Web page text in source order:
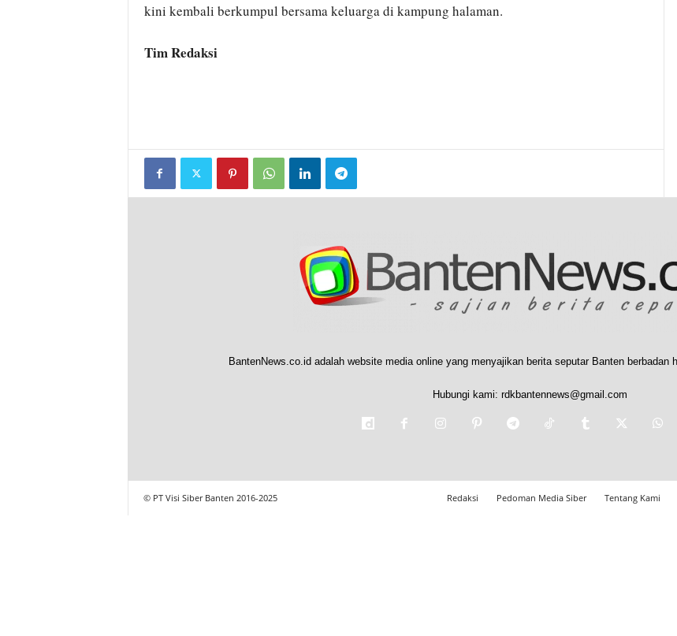
kini kembali berkumpul bersama keluarga di kampung halaman.
Tim Redaksi
BantenNews.co.id adalah website media online yang menyajikan berita seputar Banten
Hubungi kami: rdkbantennews@gmail.com
Redaksi Pedoman Media Siber Tentang Kami
© PT Visi Siber Banten 2016-2025